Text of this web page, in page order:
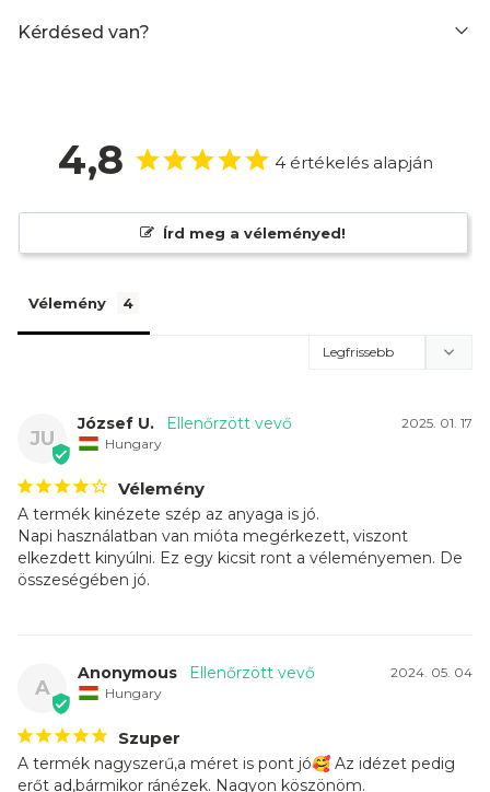
Kérdésed van?
4,8 4 értékelés alapján
Írd meg a véleményed!
Vélemény
JU
2025. 01. 17
József U.
Hungary
Vélemény
A termék kinézete szép az anyaga is jó.
Napi használatban van mióta megérkezett, viszont
elkezdett kinyúlni. Ez egy kicsit ront a véleményemen. De
összeségében jó.
A
2024. 05. 04
Anonymous
Hungary
Szuper
A termék nagyszerű,a méret is pont jó🥰 Az idézet pedig
erőt ad,bármikor ránézek. Nagyon köszönöm.